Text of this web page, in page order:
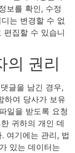
보를 확인, 수정
는 변경할 수 없
편집할 수 있습니
의 권리
글을 남긴 경우,
하여 당사가 보유
일을 받도록 요청
귀하의 개인 데
여기에는 관리, 법
있는 데이터는